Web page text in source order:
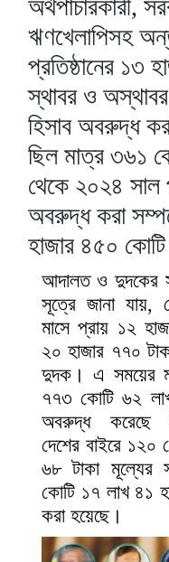
অর্থপাচারকারী,
ঋণখেলাপিসহ
প্রতিষ্ঠানের ১৩
স্থাবর ও
হিসাব অবরুদ্ধ
ছিল মাত্র ৩৬১
থেকে ২০২৪ সাল
অবরুদ্ধ করা
হাজার ৪৫০ কোটি
আদালত ও দুদকের
সূত্রে জানা
মাসে প্রায় ১২
২০ হাজার ৭৭০
দুদক। এ সময়ের
৭৭৩ কোটি ৬২
অবরুদ্ধ করেছে
দেশের বাইরে ১২০
৬৮ টাকা
কোটি ১৭ লাখ ৪১
করা হয়েছে।